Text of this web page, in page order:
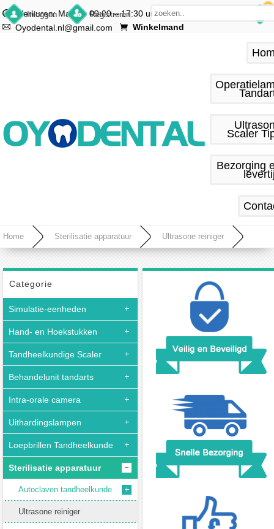
Inloggen Registreren
Werkuren: Ma.–vr. 09:00 – 17:30 uur
Oyodental.nl@gmail.com
Winkelmand
0
Scaler
Bezorging
Home Sterilisatie apparatuur Ultrasone reiniger
Categorie
Simulatie-eenheden
Hand- en Hoekstukken
Tandheelkundige Scaler
Behandelunit tandarts
Intra-orale camera
Uithardingslampen
Loepbrillen Tandheelkunde
Sterilisatie apparatuur
Autoclaven tandheelkunde
Ultrasone reiniger
Roestvrij
Industrie
Ultrasone
Reiniger
Verwarming
Timer
Sieraden
Bril